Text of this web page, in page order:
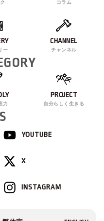
コラム
ー
CHANNEL
チャンネル
力
PROJECT
自分らしく生きる
YOUTUBE
X
INSTAGRAM